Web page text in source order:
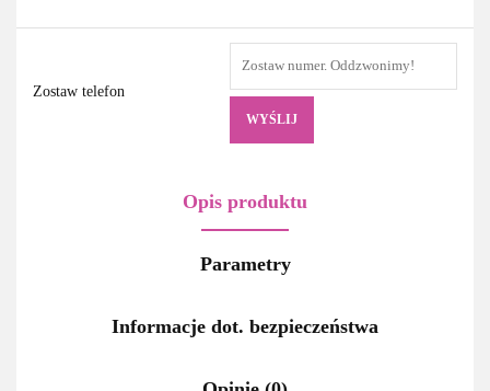
Zostaw telefon
WYŚLIJ
Opis produktu
Parametry
Informacje dot. bezpieczeństwa